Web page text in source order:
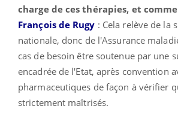
charge de ces thérapies, et
François de Rugy : Cela relève de la
nationale, donc del'Assurance
cas debesoin être soutenue par une
encadrée de l'Etat, après convention
pharmaceutiques defaçon à vérifier
strictement maîtrisés.